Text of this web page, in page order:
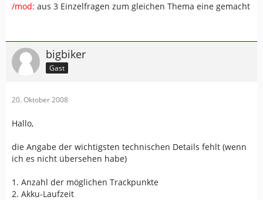
/mod: aus 3 Einzelfragen zum gleichen Thema eine gemacht
bigbiker
Gast
20. Oktober 2008
Hallo,
die Angabe der wichtigsten technischen Details fehlt (wenn
ich es nicht übersehen habe)
1. Anzahl der möglichen Trackpunkte
2. Akku-Laufzeit